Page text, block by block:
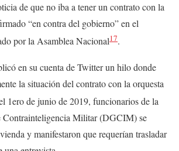
de que no iba a tener un contrato con la
“en contra del gobierno” en el
por la Asamblea Nacional17.
en su cuenta de Twitter un hilo donde
la situación del contrato con la orquesta
1ero de junio de 2019, funcionarios de la
Contrainteligencia Militar (DGCIM) se
y manifestaron que requerían trasladar